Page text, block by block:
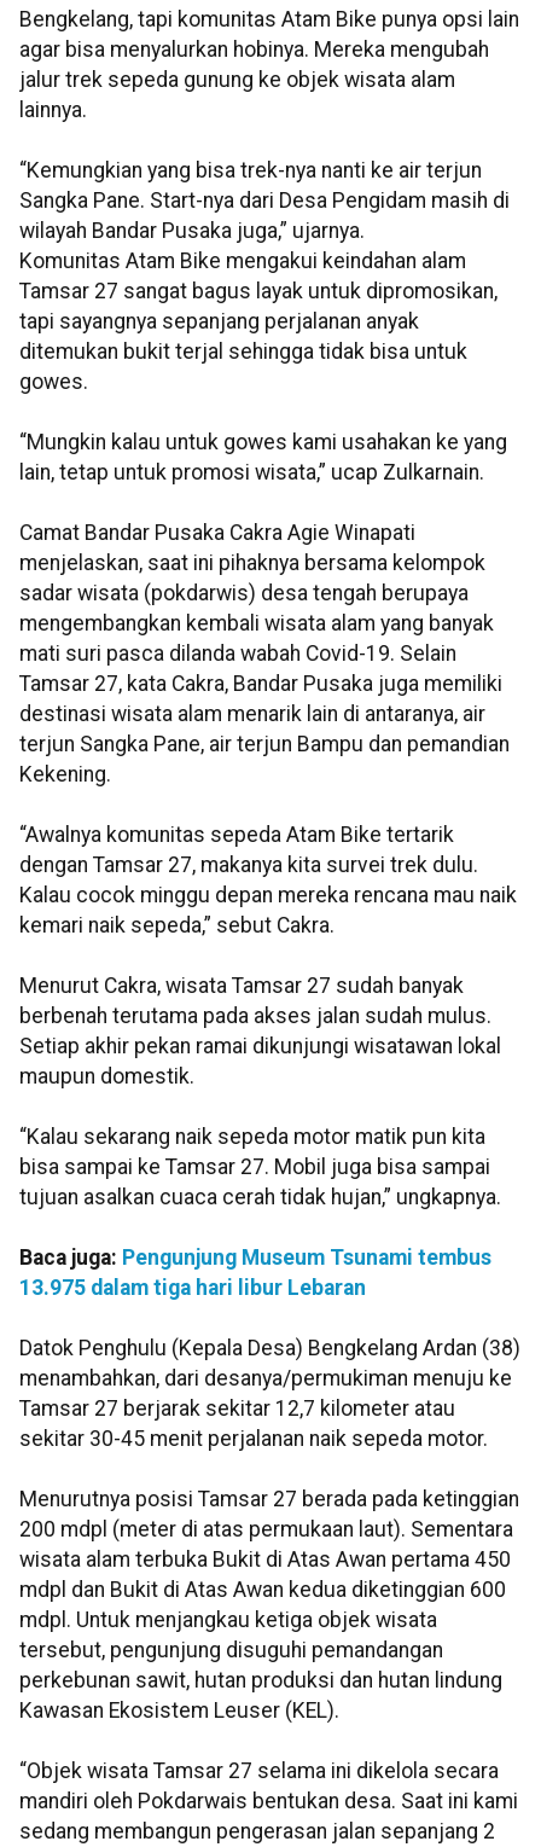
Bengkelang, tapi komunitas Atam Bike punya opsi lain
agar bisa menyalurkan hobinya. Mereka mengubah
jalur trek sepeda gunung ke objek wisata alam
lainnya.
“Kemungkian yang bisa trek-nya nanti ke air terjun
Sangka Pane. Start-nya dari Desa Pengidam masih di
wilayah Bandar Pusaka juga,” ujarnya.
Komunitas Atam Bike mengakui keindahan alam
Tamsar 27 sangat bagus layak untuk dipromosikan,
tapi sayangnya sepanjang perjalanan anyak
ditemukan bukit terjal sehingga tidak bisa untuk
gowes.
“Mungkin kalau untuk gowes kami usahakan ke yang
lain, tetap untuk promosi wisata,” ucap Zulkarnain.
Camat Bandar Pusaka Cakra Agie Winapati
menjelaskan, saat ini pihaknya bersama kelompok
sadar wisata (pokdarwis) desa tengah berupaya
mengembangkan kembali wisata alam yang banyak
mati suri pasca dilanda wabah Covid-19. Selain
Tamsar 27, kata Cakra, Bandar Pusaka juga memiliki
destinasi wisata alam menarik lain di antaranya, air
terjun Sangka Pane, air terjun Bampu dan pemandian
Kekening.
“Awalnya komunitas sepeda Atam Bike tertarik
dengan Tamsar 27, makanya kita survei trek dulu.
Kalau cocok minggu depan mereka rencana mau naik
kemari naik sepeda,” sebut Cakra.
Menurut Cakra, wisata Tamsar 27 sudah banyak
berbenah terutama pada akses jalan sudah mulus.
Setiap akhir pekan ramai dikunjungi wisatawan lokal
maupun domestik.
“Kalau sekarang naik sepeda motor matik pun kita
bisa sampai ke Tamsar 27. Mobil juga bisa sampai
tujuan asalkan cuaca cerah tidak hujan,” ungkapnya.
Baca juga: Pengunjung Museum Tsunami tembus
13.975 dalam tiga hari libur Lebaran
Datok Penghulu (Kepala Desa) Bengkelang Ardan (38)
menambahkan, dari desanya/permukiman menuju ke
Tamsar 27 berjarak sekitar 12,7 kilometer atau
sekitar 30-45 menit perjalanan naik sepeda motor.
Menurutnya posisi Tamsar 27 berada pada ketinggian
200 mdpl (meter di atas permukaan laut). Sementara
wisata alam terbuka Bukit di Atas Awan pertama 450
mdpl dan Bukit di Atas Awan kedua diketinggian 600
mdpl. Untuk menjangkau ketiga objek wisata
tersebut, pengunjung disuguhi pemandangan
perkebunan sawit, hutan produksi dan hutan lindung
Kawasan Ekosistem Leuser (KEL).
“Objek wisata Tamsar 27 selama ini dikelola secara
mandiri oleh Pokdarwais bentukan desa. Saat ini kami
sedang membangun pengerasan jalan sepanjang 2